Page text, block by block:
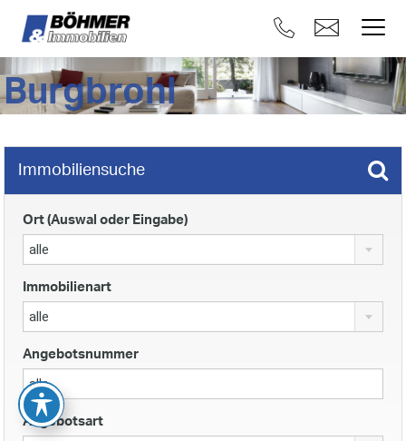
Burgbrohl
Immobiliensuche
Ort (Auswal oder Eingabe)
alle
Immobilienart
alle
Angebotsnummer
Angebotsart